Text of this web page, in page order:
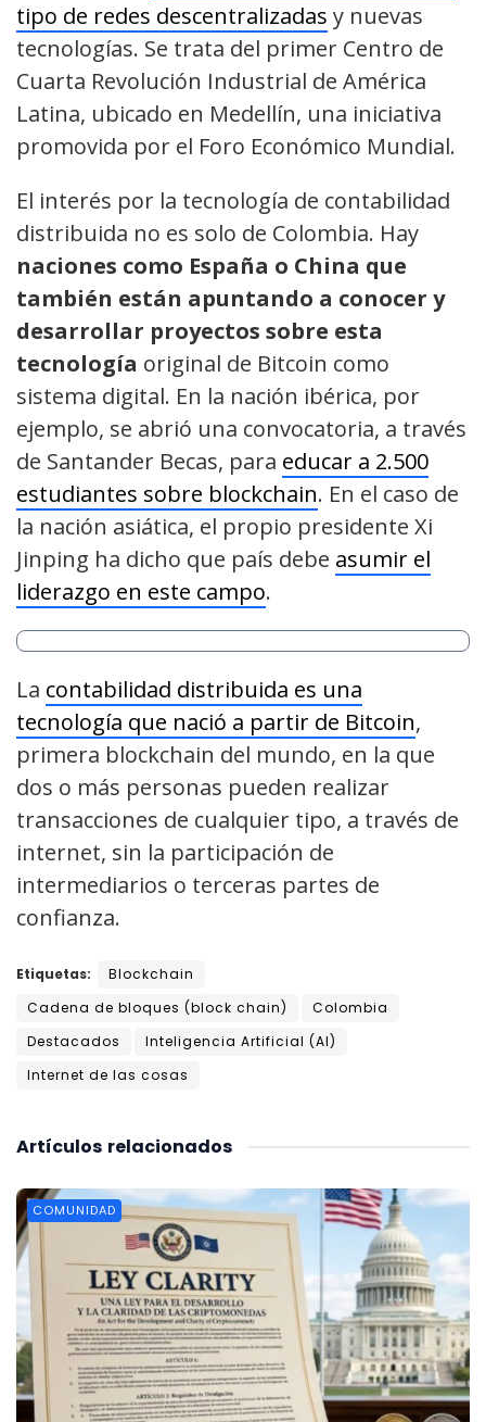
tipo de redes descentralizadas y nuevas
tecnologías. Se trata del primer Centro de
Cuarta Revolución Industrial de América
Latina, ubicado en Medellín, una iniciativa
promovida por el Foro Económico Mundial.
El interés por la tecnología de contabilidad
distribuida no es solo de Colombia. Hay
naciones como España o China que
también están apuntando a conocer y
desarrollar proyectos sobre esta
tecnología original de Bitcoin como
sistema digital. En la nación ibérica, por
ejemplo, se abrió una convocatoria, a través
de Santander Becas, para educar a 2.500
estudiantes sobre blockchain. En el caso de
la nación asiática, el propio presidente Xi
Jinping ha dicho que país debe asumir el
liderazgo en este campo.
La contabilidad distribuida es una
tecnología que nació a partir de Bitcoin,
primera blockchain del mundo, en la que
dos o más personas pueden realizar
transacciones de cualquier tipo, a través de
internet, sin la participación de
intermediarios o terceras partes de
confianza.
Etiquetas:
Blockchain
Cadena de bloques (block chain)
Colombia
Destacados
Inteligencia Artificial (AI)
Internet de las cosas
relacionados
Artículos
COMUNIDAD